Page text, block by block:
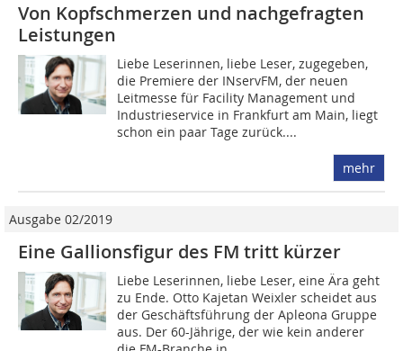
Von Kopfschmerzen und nachgefragten
Leistungen
Liebe Leserinnen, liebe Leser, zugegeben,
die Premiere der INservFM, der neuen
Leitmesse für Facility Management und
Industrieservice in Frankfurt am Main, liegt
schon ein paar Tage zurück....
mehr
Ausgabe 02/2019
Eine Gallionsfigur des FM tritt kürzer
Liebe Leserinnen, liebe Leser, eine Ära geht
zu Ende. Otto Kajetan Weixler scheidet aus
der Geschäftsführung der Apleona Gruppe
aus. Der 60-Jährige, der wie kein anderer